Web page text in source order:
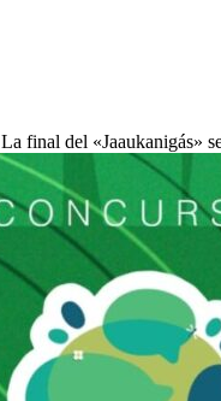
La final del «Jaaukanigás»